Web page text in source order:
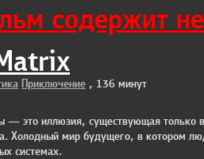
содержит
Приключение , 136 минут
— это иллюзия, существующая только в
Холодный мир будущего, в котором
системах.